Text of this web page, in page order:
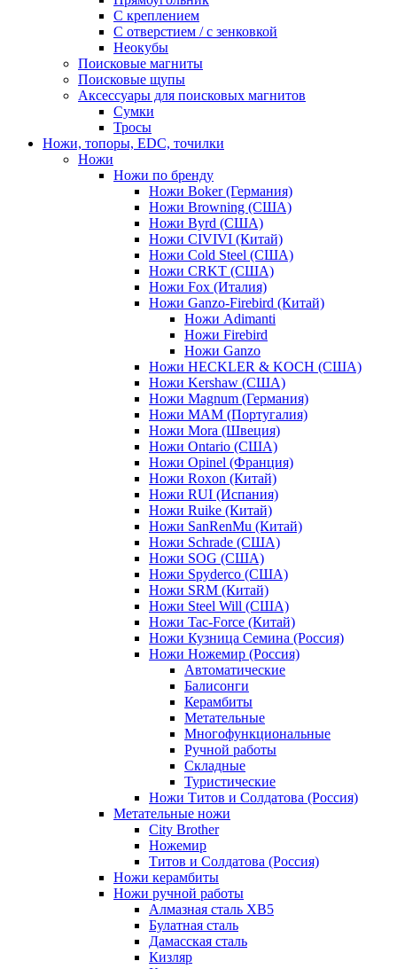
С креплением
С отверстием / с зенковкой
Неокубы
Поисковые магниты
Поисковые щупы
Аксессуары для поисковых магнитов
Сумки
Тросы
Ножи, топоры, EDC, точилки
Ножи
Ножи по бренду
Ножи Boker (Германия)
Ножи Browning (США)
Ножи Byrd (США)
Ножи CIVIVI (Китай)
Ножи Cold Steel (США)
Ножи CRKT (США)
Ножи Fox (Италия)
Ножи Ganzo-Firebird (Китай)
Ножи Adimanti
Ножи Firebird
Ножи Ganzo
Ножи HECKLER & KOCH (США)
Ножи Kershaw (США)
Ножи Magnum (Германия)
Ножи MAM (Португалия)
Ножи Mora (Швеция)
Ножи Ontario (США)
Ножи Opinel (Франция)
Ножи Roxon (Китай)
Ножи RUI (Испания)
Ножи Ruike (Китай)
Ножи SanRenMu (Китай)
Ножи Schrade (США)
Ножи SOG (США)
Ножи Spyderco (США)
Ножи SRM (Китай)
Ножи Steel Will (США)
Ножи Tac-Force (Китай)
Ножи Кузница Семина (Россия)
Ножи Ножемир (Россия)
Автоматические
Балисонги
Керамбиты
Метательные
Многофункциональные
Ручной работы
Складные
Туристические
Ножи Титов и Солдатова (Россия)
Метательные ножи
City Brother
Ножемир
Титов и Солдатова (Россия)
Ножи керамбиты
Ножи ручной работы
Алмазная сталь ХВ5
Булатная сталь
Дамасская сталь
Кизляр